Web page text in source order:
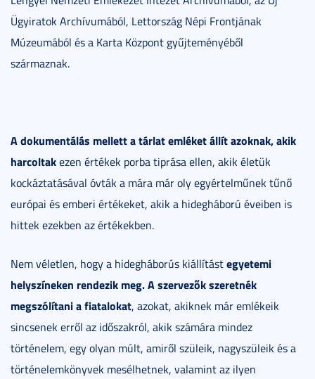
Ügyiratok Archívumából, Lettország Népi Frontjának
Múzeumából és a Karta Központ gyűjteményéből
származnak.
A dokumentálás mellett a tárlat emléket állít azoknak, akik
harcoltakezen értékek porba tiprása ellen, akik életük
kockáztatásával óvták a mára már oly egyértelműnek tűnő
európai és emberi értékeket, akik a hidegháború éveiben is
hittek ezekben az értékekben.
Nem véletlen, hogy a hidegháborús kiállítástegyetemi
helyszíneken rendezik meg. A szervezők szeretnék
megszólítani a fiatalokat, azokat, akiknek már emlékeik
sincsenek erről az időszakról, akik számára mindez
történelem, egy olyan múlt, amiről szüleik, nagyszüleik és a
történelemkönyvek mesélhetnek, valamint az ilyen